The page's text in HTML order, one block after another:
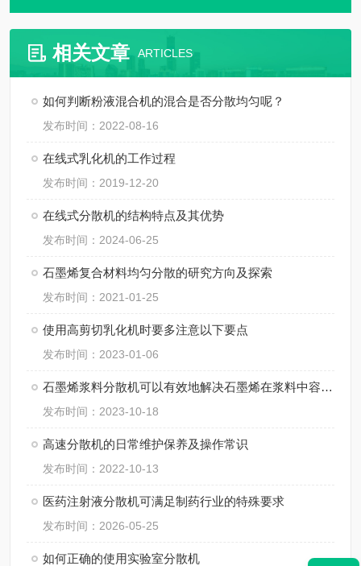
相关文章 ARTICLES
如何判断粉液混合机的混合是否分散均匀呢？
发布时间：2022-08-16
在线式乳化机的工作过程
发布时间：2019-12-20
在线式分散机的结构特点及其优势
发布时间：2024-06-25
石墨烯复合材料均匀分散的研究方向及探索
发布时间：2021-01-25
使用高剪切乳化机时要多注意以下要点
发布时间：2023-01-06
石墨烯浆料分散机可以有效地解决石墨烯在浆料中容易团聚的问题
发布时间：2023-10-18
高速分散机的日常维护保养及操作常识
发布时间：2022-10-13
医药注射液分散机可满足制药行业的特殊要求
发布时间：2026-05-25
如何正确的使用实验室分散机